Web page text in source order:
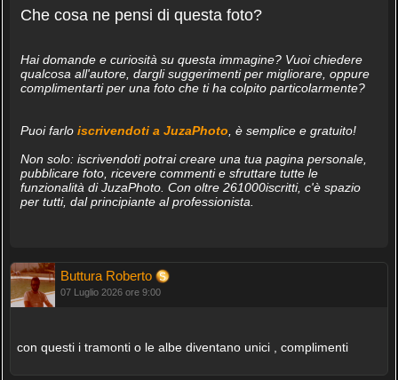
Che cosa ne pensi di questa foto?
Hai domande e curiosità su questa immagine? Vuoi chiedere
qualcosa all'autore, dargli suggerimenti per migliorare, oppure
complimentarti per una foto che ti ha colpito particolarmente?
Puoi farlo iscrivendoti a JuzaPhoto , è semplice e gratuito!
Non solo: iscrivendoti potrai creare una tua pagina personale,
pubblicare foto, ricevere commenti e sfruttare tutte le
funzionalità di JuzaPhoto. Con oltre 261000iscritti, c'è spazio
per tutti, dal principiante al professionista.
Buttura Roberto
07 Luglio 2026 ore 9:00
con questi i tramonti o le albe diventano unici , complimenti